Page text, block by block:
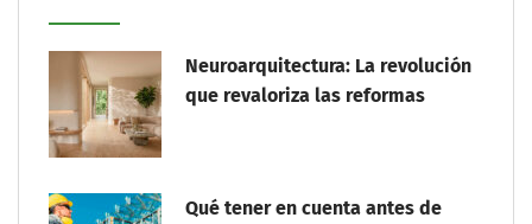
Neuroarquitectura: La revolución
que revaloriza las reformas
Qué tener en cuenta antes de